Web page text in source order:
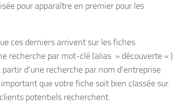
pour apparaître en premier pour les
ces derniers arrivent sur les fiches
recherche par mot-clé (alias » découverte « )
d’une recherche par nom d’entreprise
que votre fiche soit bien classée sur
potentiels recherchent.